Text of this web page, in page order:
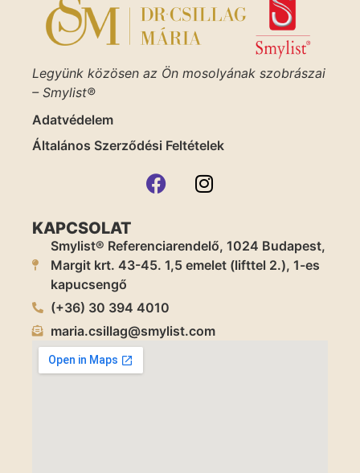
Legyünk közösen az Ön mosolyának szobrászai
– Smylist®
Adatvédelem
Általános Szerződési Feltételek
KAPCSOLAT
Smylist® Referenciarendelő, 1024 Budapest,
Margit krt. 43-45. 1,5 emelet (lifttel 2.), 1-es
kapucsengő
(+36) 30 394 4010
maria.csillag@smylist.com